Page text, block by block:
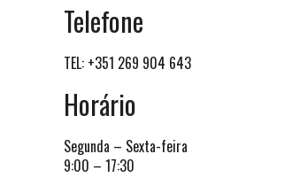
Telefone
TEL: +351 269 904 643
Horário
Segunda – Sexta-feira
9:00 – 17:30